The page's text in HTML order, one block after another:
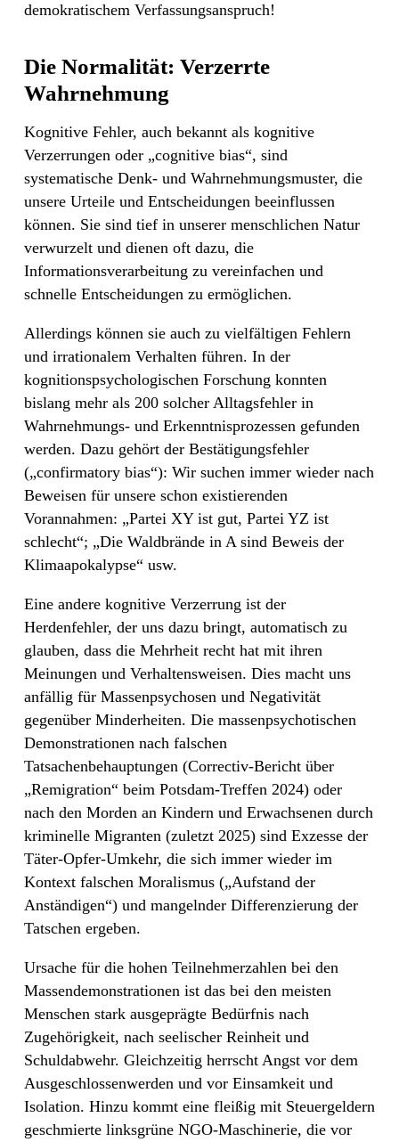
demokratischem Verfassungsanspruch!
Die Normalität: Verzerrte
Wahrnehmung
Kognitive Fehler, auch bekannt als kognitive
Verzerrungen oder „cognitive bias“, sind
systematische Denk- und Wahrnehmungsmuster, die
unsere Urteile und Entscheidungen beeinflussen
können. Sie sind tief in unserer menschlichen Natur
verwurzelt und dienen oft dazu, die
Informationsverarbeitung zu vereinfachen und
schnelle Entscheidungen zu ermöglichen.
Allerdings können sie auch zu vielfältigen Fehlern
und irrationalem Verhalten führen. In der
kognitionspsychologischen Forschung konnten
bislang mehr als 200 solcher Alltagsfehler in
Wahrnehmungs- und Erkenntnisprozessen gefunden
werden. Dazu gehört der Bestätigungsfehler
(„confirmatory bias“): Wir suchen immer wieder nach
Beweisen für unsere schon existierenden
Vorannahmen: „Partei XY ist gut, Partei YZ ist
schlecht“; „Die Waldbrände in A sind Beweis der
Klimaapokalypse“ usw.
Eine andere kognitive Verzerrung ist der
Herdenfehler, der uns dazu bringt, automatisch zu
glauben, dass die Mehrheit recht hat mit ihren
Meinungen und Verhaltensweisen. Dies macht uns
anfällig für Massenpsychosen und Negativität
gegenüber Minderheiten. Die massenpsychotischen
Demonstrationen nach falschen
Tatsachenbehauptungen (Correctiv-Bericht über
„Remigration“ beim Potsdam-Treffen 2024) oder
nach den Morden an Kindern und Erwachsenen durch
kriminelle Migranten (zuletzt 2025) sind Exzesse der
Täter-Opfer-Umkehr, die sich immer wieder im
Kontext falschen Moralismus („Aufstand der
Anständigen“) und mangelnder Differenzierung der
Tatschen ergeben.
Ursache für die hohen Teilnehmerzahlen bei den
Massendemonstrationen ist das bei den meisten
Menschen stark ausgeprägte Bedürfnis nach
Zugehörigkeit, nach seelischer Reinheit und
Schuldabwehr. Gleichzeitig herrscht Angst vor dem
Ausgeschlossenwerden und vor Einsamkeit und
Isolation. Hinzu kommt eine fleißig mit Steuergeldern
geschmierte linksgrüne NGO-Maschinerie, die vor